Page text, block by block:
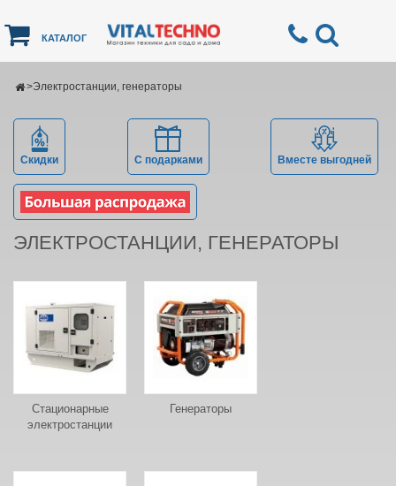
КАТАЛОГ
Электростанции, генераторы
>
Скидки С подарками Вместе выгодней
ЭЛЕКТРОСТАНЦИИ, ГЕНЕРАТОРЫ
Стационарные
электростанции
Генераторы